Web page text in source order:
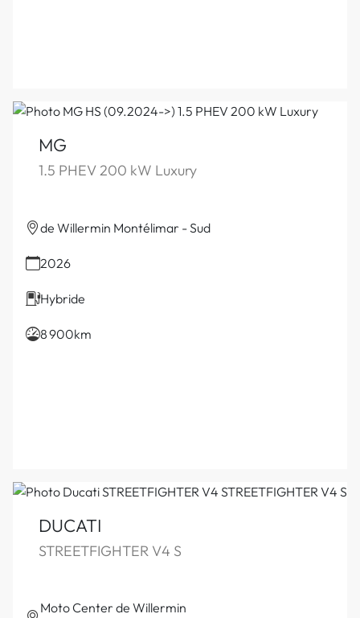
MG
1.5 PHEV 200 kW Luxury
de Willermin Montélimar - Sud
2026
Hybride
8 900km
DUCATI
STREETFIGHTER V4 S
Moto Center de Willermin